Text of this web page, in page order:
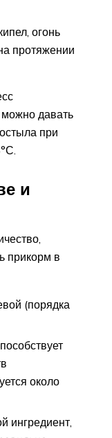
огонь
протяжении
давать
при
и
прикорм в
(порядка
около
ингредиент,